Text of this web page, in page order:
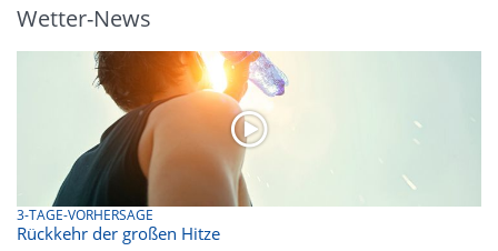
Wetter-News
3-TAGE-VORHERSAGE
Rückkehr der großen Hitze